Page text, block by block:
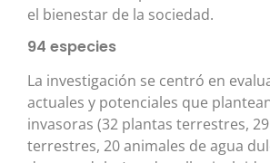
el bienestar de la sociedad.
94 especies
La investigación se centró en
actuales y potenciales que
invasoras (32 plantas terrestres,
terrestres, 20 animales de agua